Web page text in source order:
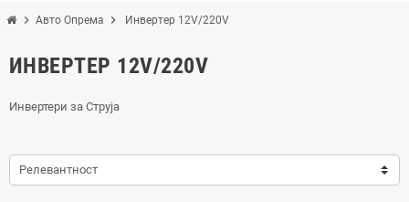
chevron_right Авто Опрема chevron_right Инвертер 12V/220V
ИНВЕРТЕР 12V/220V
Инвертери за Струја
Релевантност